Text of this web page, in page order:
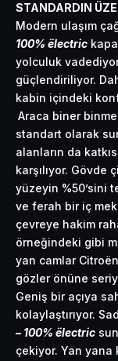
STANDARDIN
Modern ulaşım
100% ëlectric
yolculuk
güçlendiriliyor.
kabin içindeki
Araca biner
standart olarak
alanların da
karşılıyor.
yüzeyin %50’sini
ve ferah bir iç
çevreye hakim
örneğindeki gibi
yan camlar
gözler önüne
Geniş bir açıya
kolaylaştırıyor.
– 100% ëlectric
çekiyor. Yan yana